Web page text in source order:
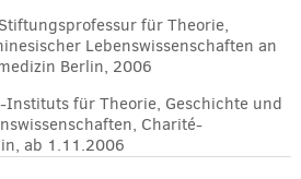
für Theorie,
Lebenswissenschaften an
Berlin, 2006
Instituts für Theorie, Geschichte und
Charité-
ab 1.11.2006